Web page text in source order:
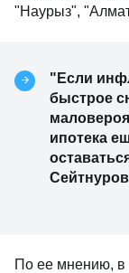
"Наурыз",
"Если
быстрое
ипотека
По ее мнению, в